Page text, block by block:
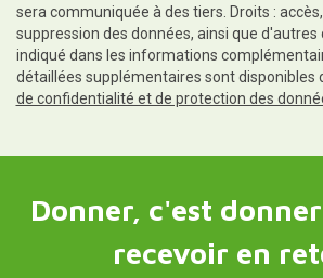
sera communiquée à des tiers. Droits :
suppression des données, ainsi que
indiqué dans les informations
détaillées supplémentaires sont disponibles
de confidentialité et de protection des
Donner, c'est
recevoir en